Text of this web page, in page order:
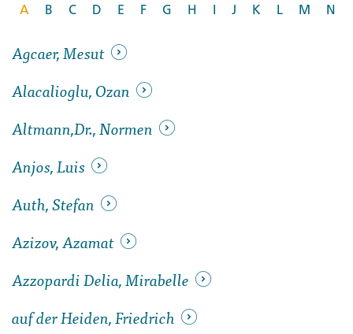
A B C D E F G H I J K L M N
Agcaer, Mesut
Alacalioglu, Ozan
Altmann,Dr., Normen
Anjos, Luis
Auth, Stefan
Azizov, Azamat
Azzopardi Delia, Mirabelle
auf der Heiden, Friedrich